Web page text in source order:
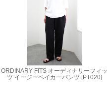
ORDINARY FITS オーディナリーフィッ
ツ イージーベイカーパンツ [PT020]